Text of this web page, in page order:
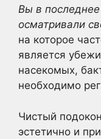
Вы в
осматривали
на которое
является
насекомых,
необходимо
Чистый
эстетично и